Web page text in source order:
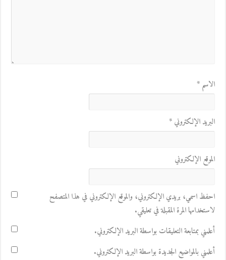
الاسم*
البريد الإلكتروني*
الموقع الإلكتروني
احفظ اسمي، بريدي الإلكتروني، والموقع الإلكتروني في هذا المتصفح
لاستخدامها المرة المقبلة في تعليقي.
أعلمني بمتابعة التعليقات بواسطة البريد الإلكتروني.
أعلمني بالمواضيع الجديدة بواسطة البريد الإلكتروني.